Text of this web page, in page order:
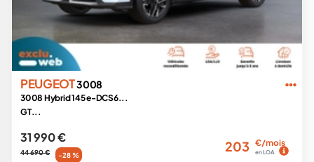
PEUGEOT3008
3008 Hybrid 145 e-DCS6...
GT...
31 990 €
44 690 € -28 %
203 €/mois
en LOA